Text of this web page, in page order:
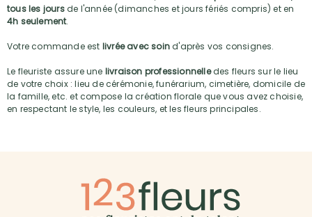
tous les joursde l'année (dimanches et jours fériés compris) et en
4h seulement.
Votre commande est livrée avec soind'après vos consignes.
Le fleuriste assure une livraison professionnelledes fleurs sur le lieu
de votre choix : lieu de cérémonie, funérarium, cimetière, domicile de
la famille, etc. et compose la création florale que vous avez choisie,
en respectant le style, les couleurs, et les fleurs principales.